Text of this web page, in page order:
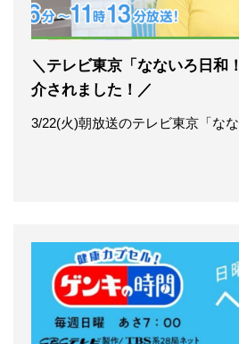
＼テレビ東京「なないろ日和
介されました！／